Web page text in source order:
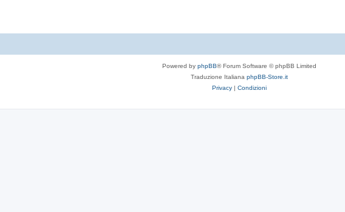
Powered by phpBB® Forum Software © phpBB Limited
Traduzione Italiana phpBB-Store.it
Privacy | Condizioni